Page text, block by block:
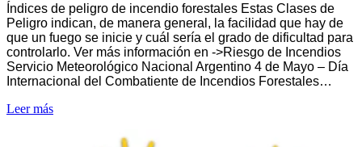
Índices de peligro de incendio forestales Estas Clases de
Peligro indican, de manera general, la facilidad que hay de
que un fuego se inicie y cuál sería el grado de dificultad para
controlarlo. Ver más información en ->Riesgo de Incendios
Servicio Meteorológico Nacional Argentino 4 de Mayo – Día
Internacional del Combatiente de Incendios Forestales…
Leer más